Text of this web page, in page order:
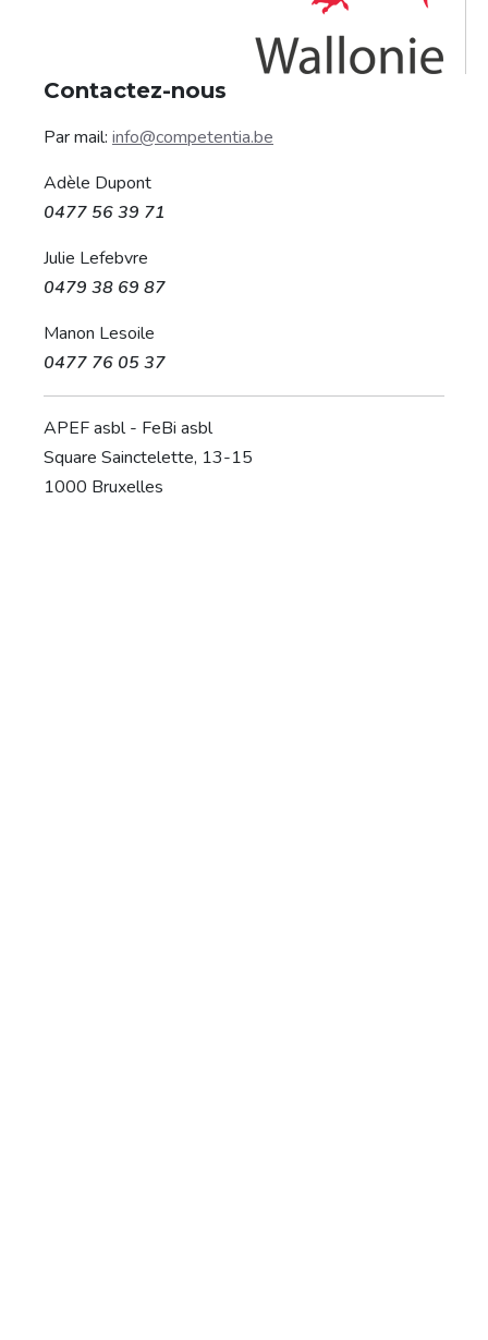
Contactez-nous
Par mail: info@competentia.be
Adèle Dupont
0477 56 39 71
Julie Lefebvre
0479 38 69 87
Manon Lesoile
0477 76 05 37
APEF asbl - FeBi asbl
Square Sainctelette, 13-15
1000 Bruxelles